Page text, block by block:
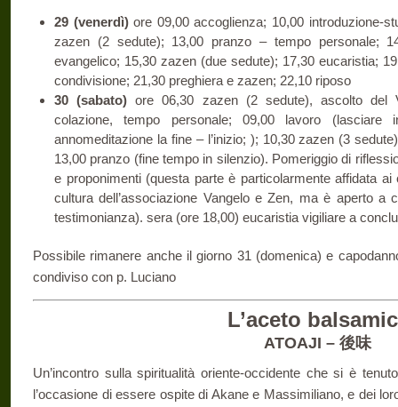
29 (venerdì)ore 09,00 accoglienza; 10,00 introduzione-
zazen (2 sedute); 13,00 pranzo – tempo personale;
evangelico; 15,30 zazen (due sedute); 17,30 eucaristia;
condivisione; 21,30 preghiera e zazen; 22,10 riposo
30 (sabato) ore 06,30 zazen (2 sedute), ascolto del
colazione, tempo personale; 09,00 lavoro
annomeditazione la fine – l’inizio; ); 10,30 zazen (3
13,00 pranzo (fine tempo in silenzio). Pomeriggio di
e proponimenti (questa parte è particolarmente affidata
cultura dell’associazione Vangelo e Zen, ma è aperto a
testimonianza). sera (ore 18,00) eucaristia vigiliare a
Possibile rimanere anche il giorno 31 (domenica) e
condiviso con p. Luciano
L’aceto
ATOAJI – 後味
Un’incontro sulla spiritualità oriente-occidente che si è
l’occasione di essere ospite di Akane e Massimiliano, e dei